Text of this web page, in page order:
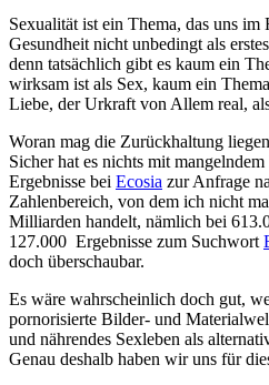
Sexualität ist ein Thema, das uns im
Gesundheit nicht unbedingt als
denn tatsächlich gibt es kaum ein
wirksam ist als Sex, kaum ein
Liebe, der Urkraft von Allem real,
Woran mag die Zurückhaltung
Sicher hat es nichts mit
Ergebnisse bei Ecosia zur Anfrage
Zahlenbereich, von dem ich nicht
Milliarden handelt, nämlich bei
127.000 Ergebnisse zum Suchwort
doch überschaubar.
Es wäre wahrscheinlich doch gut,
pornorisierte Bilder- und
und nährendes Sexleben als
Genau deshalb haben wir uns für